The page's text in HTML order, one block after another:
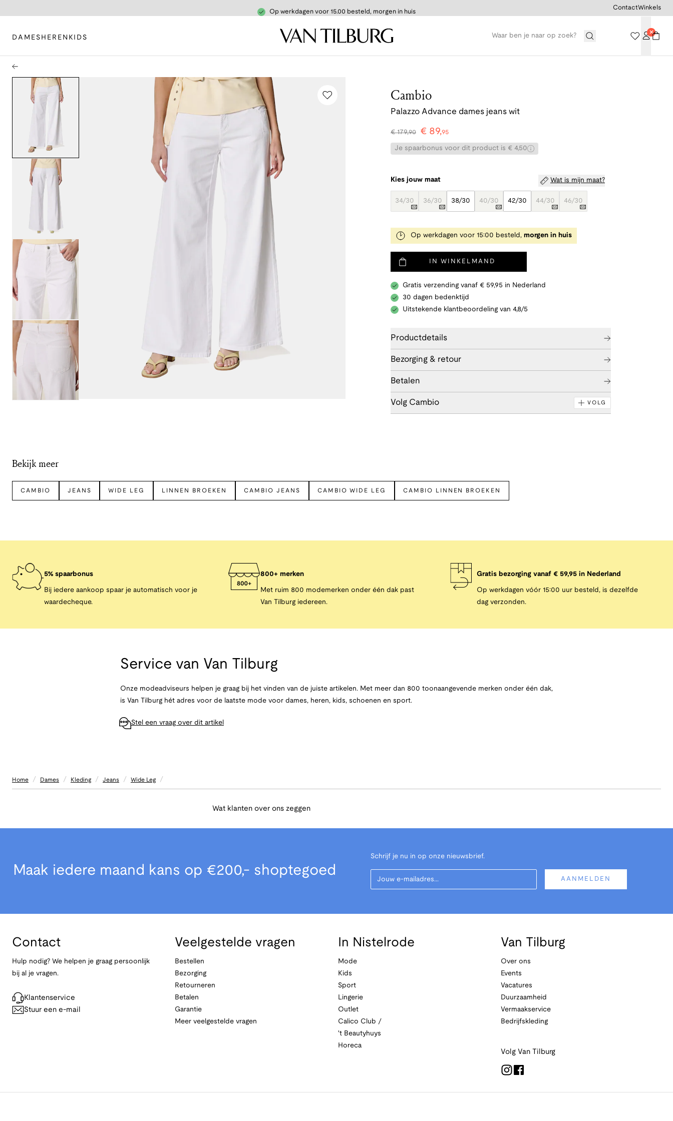
Op werkdagen voor 15.00 besteld, morgen in huis
DAMES HEREN KIDS
ContactWinkels
Cambio
Palazzo Advance dames jeans wit
€179,90 € 89,95
Je spaarbonus voor dit product is € 4,50
Kies jouw maat Wat is mijn maat?
34/30 36/30 38/30 40/30 42/30 44/30 46/30
Op werkdagen voor 15:00 besteld, morgen in huis
IN WINKELMAND
Gratis verzending vanaf € 59,95 in Nederland
30 dagen bedenktijd
Uitstekende klantbeoordeling van 4,8/5
Productdetails
Bezorging & retour
Betalen
Volg Cambio VOLG
Bekijk meer
CAMBIO JEANS WIDE LEG LINNEN BROEKEN CAMBIO JEANS CAMBIO WIDE LEG CAMBIO LINNEN BROEKEN
5% spaarbonus
Bij iedere aankoop spaar je automatisch voor je
waardecheque.
800+ merken
Met ruim 800 modemerken onder één dak past
Van Tilburg iedereen.
Gratis bezorging vanaf € 59,95 in Nederland
Op werkdagen vóór 15:00 uur besteld, is dezelfde
dag verzonden.
Service van Van Tilburg
Onze modeadviseurs helpen je graag bij het vinden van de juiste artikelen. Met meer dan 800 toonaangevende merken onder één dak,
is Van Tilburg hét adres voor de laatste mode voor dames, heren, kids, schoenen en sport.
Stel een vraag over dit artikel
Home / Dames / Kleding / Jeans / Wide Leg /
Wat klanten over ons zeggen
Maak iedere maand kans op €200,- shoptegoed
Schrijf je nu in op onze nieuwsbrief.
Your Email
AANMELDEN
Contact
Hulp nodig? We helpen je graag persoonlijk
bij al je vragen.
Klantenservice
Stuur een e-mail
Veelgestelde vragen
Bestellen
Bezorging
Retourneren
Betalen
Garantie
Meer veelgestelde vragen
In Nistelrode
Mode
Kids
Sport
Lingerie
Outlet
Calico Club /
't Beautyhuys
Horeca
Van Tilburg
Over ons
Events
Vacatures
Duurzaamheid
Vermaakservice
Bedrijfskleding
Volg Van Tilburg